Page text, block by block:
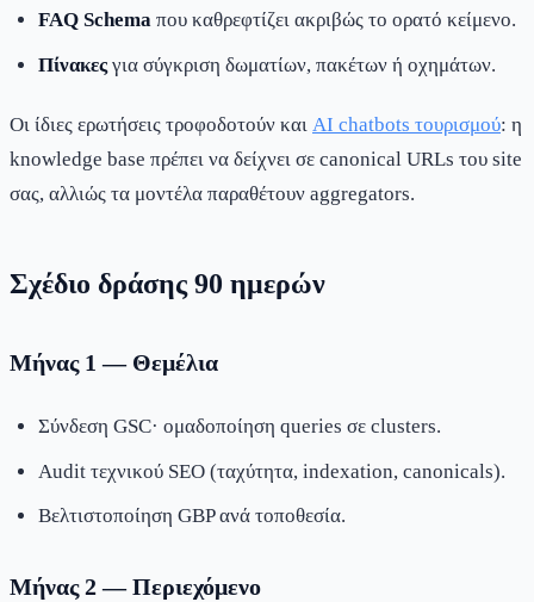
FAQ Schema που καθρεφτίζει ακριβώς το ορατό κείμενο.
Πίνακεςγια σύγκριση δωματίων, πακέτων ή οχημάτων.
Οι ίδιες ερωτήσεις τροφοδοτούν και AI chatbots τουρισμού: η
knowledge base πρέπει να δείχνει σε canonical URLs του site
σας, αλλιώς τα μοντέλα παραθέτουν aggregators.
Σχέδιο δράσης 90 ημερών
Μήνας 1 — Θεμέλια
Σύνδεση GSC· ομαδοποίηση queries σε clusters.
Audit τεχνικού SEO (ταχύτητα, indexation, canonicals).
Βελτιστοποίηση GBP ανά τοποθεσία.
Μήνας 2 — Περιεχόμενο